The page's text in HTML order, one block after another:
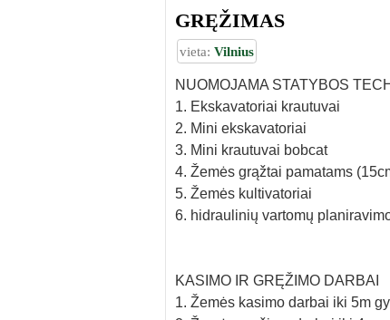
GRĘŽIMAS
vieta: Vilnius
NUOMOJAMA STATYBOS
1. Ekskavatoriai krautuvai
2. Mini ekskavatoriai
3. Mini krautuvai bobcat
4. Žemės grąžtai pamatams
5. Žemės kultivatoriai
6. hidraulinių vartomų
KASIMO IR GRĘŽIMO DARBAI
1. Žemės kasimo darbai iki 5m